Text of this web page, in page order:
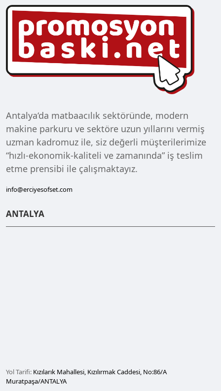
Antalya‘da matbaacılık sektöründe, modern
makine parkuru ve sektöre uzun yıllarını vermiş
uzman kadromuz ile, siz değerli müşterilerimize
“hızlı-ekonomik-kaliteli ve zamanında” iş teslim
etme prensibi ile çalışmaktayız.
info@erciyesofset.com
ANTALYA
Yol Tarifi: Kızılarık Mahallesi, Kızılırmak Caddesi, No:86/A
Muratpaşa/ANTALYA